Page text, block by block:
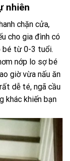
nhiên
chặn cửa,
cho gia đình có
bé từ 0-3 tuổi.
nớp lo sợ bé
giờ vừa nấu ăn
dễ té, ngã cầu
khác khiến bạn